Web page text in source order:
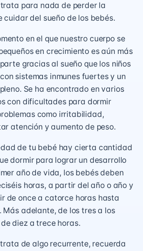
para nada de perder la
cuidar del sueño de los bebés.
en el que nuestro cuerpo se
en crecimiento es aún más
gracias al sueño que los niños
sistemas inmunes fuertes y un
Se ha encontrado en varios
con dificultades para dormir
como irritabilidad,
atención y aumento de peso.
de tu bebé hay cierta cantidad
dormir para lograr un desarrollo
año de vida, los bebés deben
horas, a partir del año o año y
de once a catorce horas hasta
Más adelante, de los tres a los
diez a trece horas.
trata de algo recurrente, recuerda